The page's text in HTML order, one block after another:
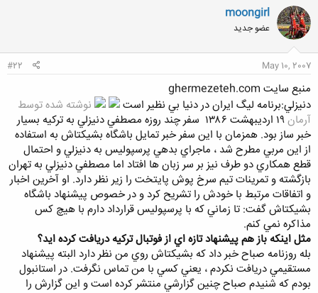
moongirl
عضو جدید
May 10, 2007
#22
منبع سايت ghermezeteh.com
دنيزلي:برنامه ليگ ايران در دنيا بي نظير است
نوشته شده توسط
آرمان۱۹ ارديبهشت ۱۳۸۶
سفر چند روزه مصطفي دنيزلي به ترکيه بسيار
خبر ساز بود. همزمان با اين سفر خبر تمايل باشگاه بشيکتاش به استفاده
از اين مربي مطرح شد ، ماجراي بدهي پرسپوليس به دنيزلي و احتمال
قطع همکاري دو طرف نيز بر سر زبان ها افتاد اما مصطفي دنيزلي به تهران
بازگشته و تمرينات تيم سرخ پوش پايتخت را زير نظر دارد. او آخرين اخبار
و اتفاقات مرتبط با خودش را تشريح کرد و در خصوص پيشنهاد باشگاه
بشيکتاش گفت: تا زماني که با پرسپوليس قرارداد دارم با هيچ کس
مذاکره نمي کنم.
مثل اينکه باز هم پيشنهاد تازه اي از فوتبال ترکيه دريافت کرده ايد؟
بله روزنامه صباح خبر داد که بشيکتاش روي من نظر دارد البته پيشنهاد
مستقيمي دريافت نکردم ، يعني کسي با من تماس نگرفت. در استانبول
بودم که شنيدم صباح چنين گزارشي منتشر کرده است و اين گزارش را